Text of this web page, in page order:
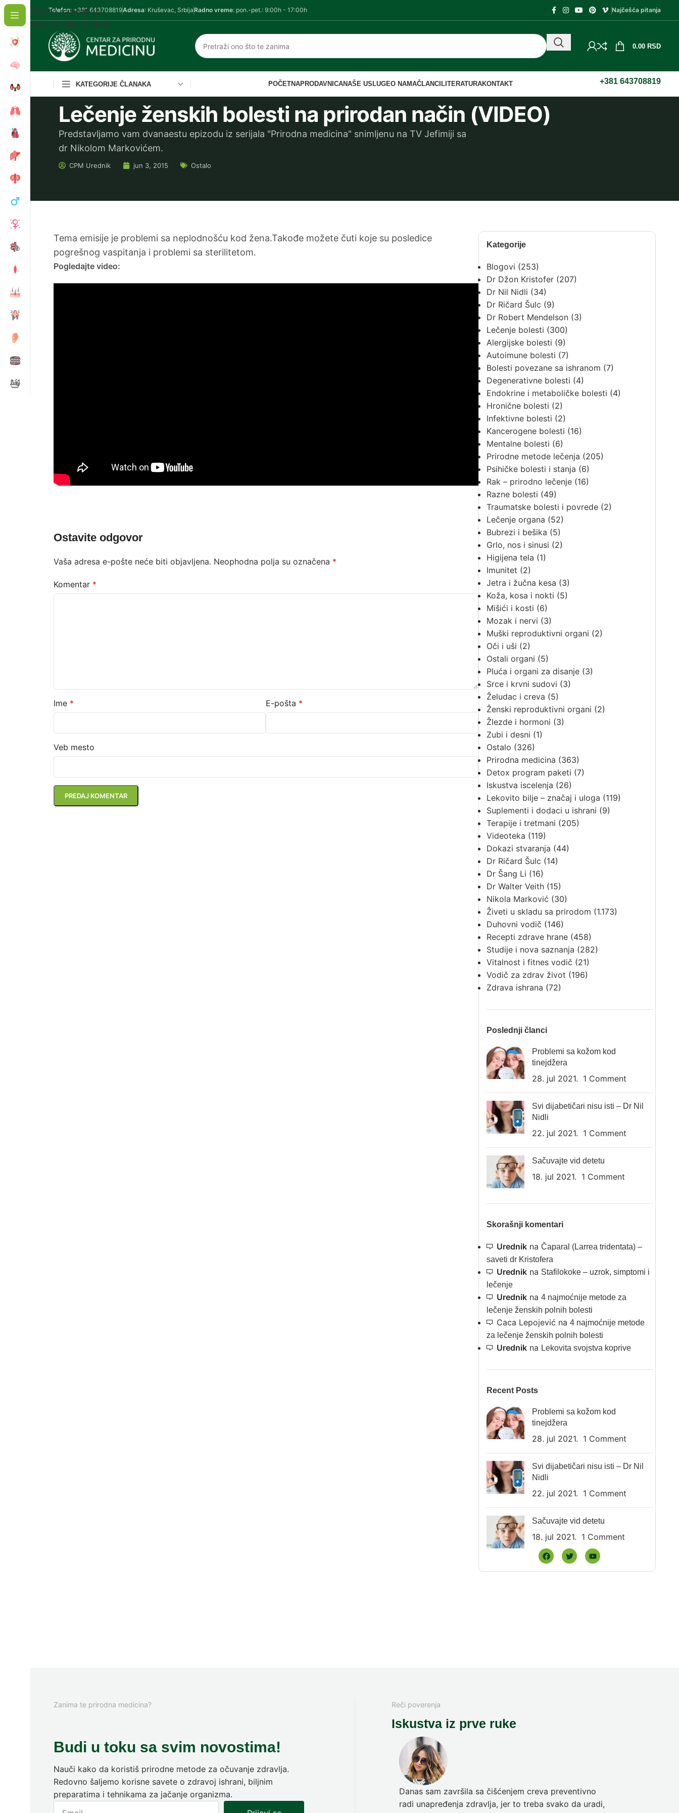
Skip to navigation
Skip to main content
Telefon: +381 643708819Adresa: Kruševac, SrbijaRadno vreme: pon.-pet.: 9:00h - 17:00h Najčešća pitanja
0.00 RSD
KATEGORIJE ČLANAKA POČETNAPRODAVNICANAŠE USLUGEO NAMAČLANCI LITERATURAKONTAKT +381 643708819
Lečenje ženskih bolesti na prirodan način (VIDEO)
Predstavljamo vam dvanaestu epizodu iz serijala "Prirodna medicina" snimljenu na TV Jefimiji sa
dr Nikolom Markovićem.
CPM Urednik jun 3, 2015 Ostalo
Kategorije
Blogovi (253)
Dr Džon Kristofer(207)
Dr Nil Nidli (34)
Dr Ričard Šulc (9)
Dr Robert Mendelson(3)
Lečenje bolesti (300)
Alergijske bolesti (9)
Autoimune bolesti (7)
Bolesti povezane sa ishranom (7)
Degenerativne bolesti (4)
Endokrine i metaboličke bolesti (4)
Hronične bolesti (2)
Infektivne bolesti (2)
Kancerogene bolesti (16)
Mentalne bolesti (6)
Prirodne metode lečenja (205)
Psihičke bolesti i stanja (6)
Rak – prirodno lečenje(16)
Razne bolesti (49)
Traumatske bolesti i povrede(2)
Lečenje organa (52)
Bubrezi i bešika (5)
Grlo, nos i sinusi (2)
Higijena tela (1)
Imunitet (2)
Jetra i žučna kesa (3)
Koža, kosa i nokti (5)
Mišići i kosti (6)
Mozak i nervi (3)
Muški reproduktivni organi (2)
Oči i uši (2)
Ostali organi (5)
Pluća i organi za disanje(3)
Srce i krvni sudovi (3)
Želudac i creva (5)
Ženski reproduktivni organi (2)
Žlezde i hormoni (3)
Zubi i desni (1)
Ostalo (326)
Prirodna medicina (363)
Detox program paketi (7)
Iskustva iscelenja (26)
Lekovito bilje – značaj i uloga (119)
Suplementi i dodaci u ishrani (9)
Terapije i tretmani (205)
Videoteka (119)
Dokazi stvaranja (44)
Dr Ričard Šulc (14)
Dr Šang Li (16)
Dr Walter Veith(15)
Nikola Marković (30)
Živeti u skladu sa prirodom (1.173)
Duhovni vodič (146)
Recepti zdrave hrane(458)
Studije i nova saznanja (282)
Vitalnost i fitnes vodič (21)
Vodič za zdrav život (196)
Zdrava ishrana (72)
Poslednji članci
Problemi sa kožom kod
tinejdžera
28. jul 2021. 1 Comment
Svi dijabetičari nisu isti – Dr Nil
Nidli
22. jul 2021. 1 Comment
Sačuvajte vid detetu
18. jul 2021. 1 Comment
Skorašnji komentari
Urednikna Čaparal (Larrea tridentata) –
saveti dr Kristofera
Urednikna Stafilokoke – uzrok, simptomi i
lečenje
Urednikna 4 najmoćnije metode za
lečenje ženskih polnih bolesti
Caca Lepojević na 4 najmoćnije metode
za lečenje ženskih polnih bolesti
Urednikna Lekovita svojstva koprive
Recent Posts
Problemi sa kožom kod
tinejdžera
28. jul 2021. 1 Comment
Svi dijabetičari nisu isti – Dr Nil
Nidli
22. jul 2021. 1 Comment
Sačuvajte vid detetu
18. jul 2021. 1 Comment
Tema emisije je problemi sa neplodnošću kod žena.Takođe možete čuti koje su posledice
pogrešnog vaspitanja i problemi sa sterilitetom.
Pogledajte video:
Ostavite odgovor
Vaša adresa e-pošte neće biti objavljena. Neophodna polja su označena *
Komentar *
Ime * E-pošta *
Veb mesto
Zanima te prirodna medicina?
Budi u toku sa svim novostima!
Nauči kako da koristiš prirodne metode za očuvanje zdravlja.
Redovno šaljemo korisne savete o zdravoj ishrani, biljnim
preparatima i tehnikama za jačanje organizma.
Reči poverenja
Iskustva iz prve ruke
Danas sam završila sa čišćenjem creva preventivno
radi unapređenja zdravlja, jer to treba svako da uradi,